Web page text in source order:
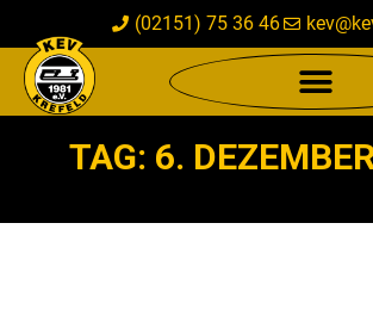
(02151) 75 36 46
TAG: 6.